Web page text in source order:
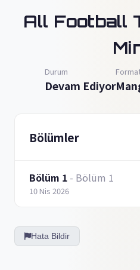
All Football
Durum
Devam Ediyor
Bölümler
Bölüm 1 - Bölüm 1
10 Nis 2026
Hata Bildir